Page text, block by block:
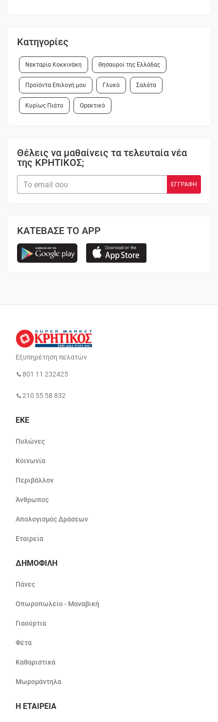
Κατηγορίες
Νεκταρία Κοκκινάκη Θησαυροί της Ελλάδας
Προϊόντα Επιλογή μου Γλυκό Σαλάτα
Κυρίως Πιάτο Ορεκτικό
Θέλεις να μαθαίνεις τα τελευταία νέα
της ΚΡΗΤΙΚΟΣ;
ΚΑΤΕΒΑΣΕ ΤΟ APP
Εξυπηρέτηση πελατών
801 11 232425
210 55 58 832
ΕΚΕ
Πυλώνες
Κοινωνία
Περιβάλλον
Άνθρωπος
Απολογισμός Δράσεων
Εταιρεία
ΔΗΜΟΦΙΛΗ
Πάνες
Οπωροπωλείο - Μαναβική
Γιαούρτια
Φέτα
Καθαριστικά
Μωρομάντηλα
Η ΕΤΑΙΡΕΙΑ